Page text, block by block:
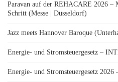
Paravan auf der REHACARE 2026 –
Schritt (Messe | Düsseldorf)
Jazz meets Hannover Baroque
Energie- und Stromsteuergesetz –
Energie- und Stromsteuergesetz